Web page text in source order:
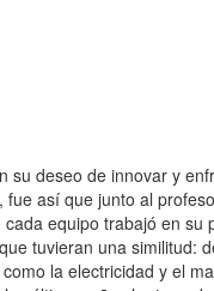
su deseo de innovar y
así que junto al
equipo trabajó en
tuvieran una similitud:
la electricidad y el